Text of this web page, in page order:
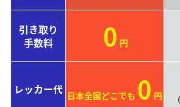
引き取り
手数料
0 円
レッカー代 日本全国どこでも 0 円